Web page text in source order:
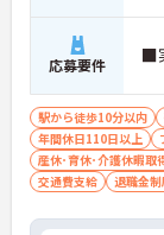
ん、お子様の
勤務制度なども
が変わっても、
れる、スタッフ
応募要件 ■
駅から徒歩10分以内
年間休日110日以上
産休･育休･介護休暇取
交通費支給
退職金制